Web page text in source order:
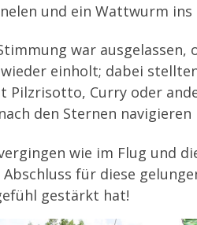
und ein Wattwurm ins
war
einholt; dabei
Pilzrisotto, Curry oder
den Sternen navigieren
wie im Flug und
für diese
gestärkt hat!